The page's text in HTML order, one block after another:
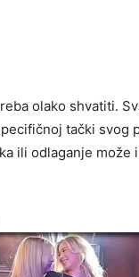
olako shvatiti.
tački svog
ili odlaganje može